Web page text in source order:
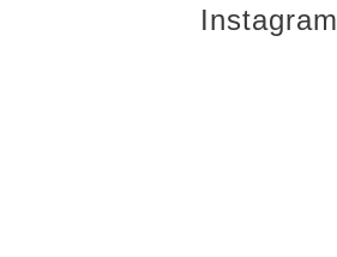
Instagram